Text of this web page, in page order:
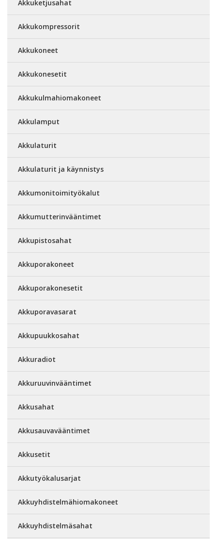
Akkuketjusahat
Akkukompressorit
Akkukoneet
Akkukonesetit
Akkukulmahiomakoneet
Akkulamput
Akkulaturit
Akkulaturit ja käynnistys
Akkumonitoimityökalut
Akkumutterinvääntimet
Akkupistosahat
Akkuporakoneet
Akkuporakonesetit
Akkuporavasarat
Akkupuukkosahat
Akkuradiot
Akkuruuvinvääntimet
Akkusahat
Akkusauvavääntimet
Akkusetit
Akkutyökalusarjat
Akkuyhdistelmähiomakoneet
Akkuyhdistelmäsahat